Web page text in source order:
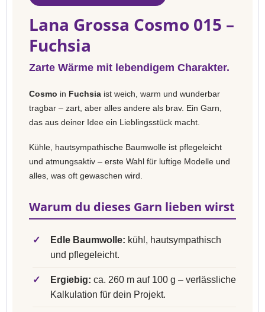
Lana Grossa Cosmo 015 –
Fuchsia
Zarte Wärme mit lebendigem Charakter.
Cosmo in Fuchsia ist weich, warm und wunderbar
tragbar – zart, aber alles andere als brav. Ein Garn,
das aus deiner Idee ein Lieblingsstück macht.
Kühle, hautsympathische Baumwolle ist pflegeleicht
und atmungsaktiv – erste Wahl für luftige Modelle und
alles, was oft gewaschen wird.
Warum du dieses Garn lieben wirst
✓ Edle Baumwolle: kühl, hautsympathisch
und pflegeleicht.
✓ Ergiebig: ca. 260 m auf 100 g – verlässliche
Kalkulation für dein Projekt.